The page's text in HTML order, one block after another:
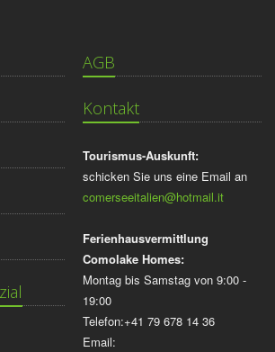
AGB
Kontakt
Tourismus-Auskunft:
schicken Sie uns eine Email an
comerseeitalien@hotmail.it
Ferienhausvermittlung
Comolake Homes:
Montag bis Samstag von 9:00 -
19:00
Telefon:+41 79 678 14 36
Email: